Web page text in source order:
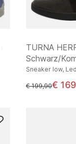
TURNA
Schwarz/
Sneaker low,
statt
€ 199,90€